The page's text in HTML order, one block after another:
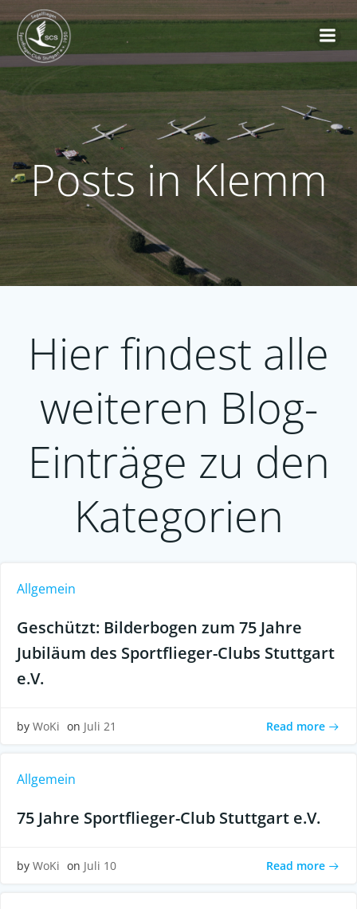
Inhalt
Posts in Klemm
Hier findest alle
weiteren Blog-
Einträge zu den
Kategorien
Allgemein
Geschützt: Bilderbogen zum 75 Jahre
Jubiläum des Sportflieger-Clubs Stuttgart
e.V.
by WoKi on Juli 21 Read more
Allgemein
75 Jahre Sportflieger-Club Stuttgart e.V.
by WoKi on Juli 10 Read more